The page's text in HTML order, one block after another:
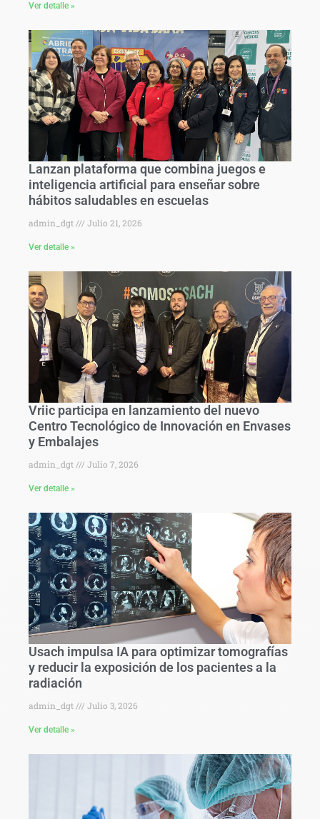
Ver detalle »
Lanzan plataforma que combina juegos e
inteligencia artificial para enseñar sobre
hábitos saludables en escuelas
admin_dgt Julio 21, 2026
Ver detalle »
Vriic participa en lanzamiento del nuevo
Centro Tecnológico de Innovación en Envases
y Embalajes
admin_dgt Julio 7, 2026
Ver detalle »
Usach impulsa IA para optimizar tomografías
y reducir la exposición de los pacientes a la
radiación
admin_dgt Julio 3, 2026
Ver detalle »